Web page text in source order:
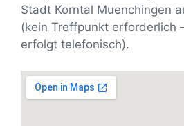
Stadt Korntal Muenchingen
(kein Treffpunkt erforderlich
erfolgt telefonisch).